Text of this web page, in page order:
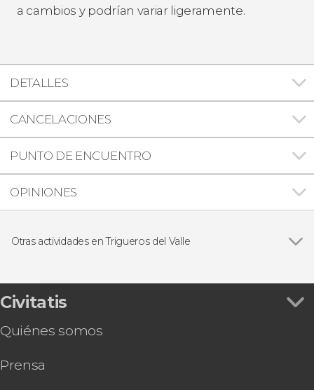
a cambios y podrían variar ligeramente.
DETALLES
CANCELACIONES
PUNTO DE ENCUENTRO
OPINIONES
Otras actividades en Trigueros del Valle
Civitatis
Quiénes somos
Prensa